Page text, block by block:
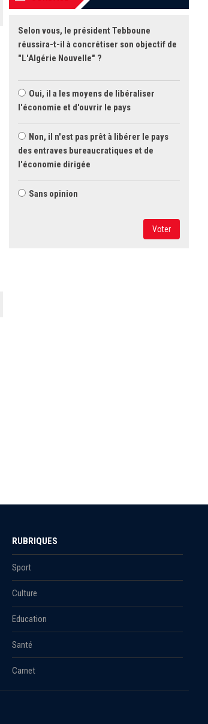
Selon vous, le président Tebboune
réussira-t-il à concrétiser son objectif de
"L'Algérie Nouvelle" ?
Oui, il a les moyens de libéraliser
l'économie et d'ouvrir le pays
Non, il n'est pas prêt à libérer le pays
des entraves bureaucratiques et de
l'économie dirigée
Sans opinion
Voter
RUBRIQUES
Sport
Culture
Education
Santé
Carnet